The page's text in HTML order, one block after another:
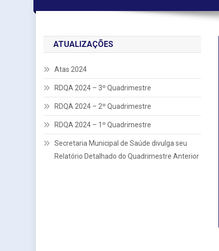
ATUALIZAÇÕES
Atas 2024
RDQA 2024 – 3º Quadrimestre
RDQA 2024 – 2º Quadrimestre
RDQA 2024 – 1º Quadrimestre
Secretaria Municipal de Saúde divulga seu
Relatório Detalhado do Quadrimestre Anterior